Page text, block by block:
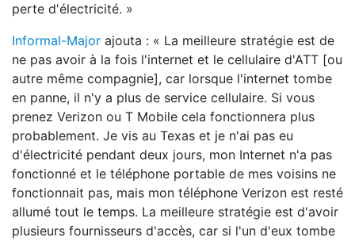
perte d'électricité. »
Informal-Major ajouta : « La meilleure stratégie est de
ne pas avoir à la fois l'internet et le cellulaire d'ATT [ou
autre même compagnie], car lorsque l'internet tombe
en panne, il n'y a plus de service cellulaire. Si vous
prenez Verizon ou T Mobile cela fonctionnera plus
probablement. Je vis au Texas et je n'ai pas eu
d'électricité pendant deux jours, mon Internet n'a pas
fonctionné et le téléphone portable de mes voisins ne
fonctionnait pas, mais mon téléphone Verizon est resté
allumé tout le temps. La meilleure stratégie est d'avoir
plusieurs fournisseurs d'accès, car si l'un d'eux tombe